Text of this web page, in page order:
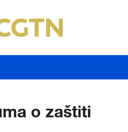
o zaštiti